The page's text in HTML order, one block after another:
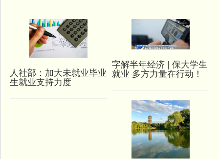
人社部：加大未就业毕业
生就业支持力度
字解半年经济 | 保大学生
就业 多方力量在行动！